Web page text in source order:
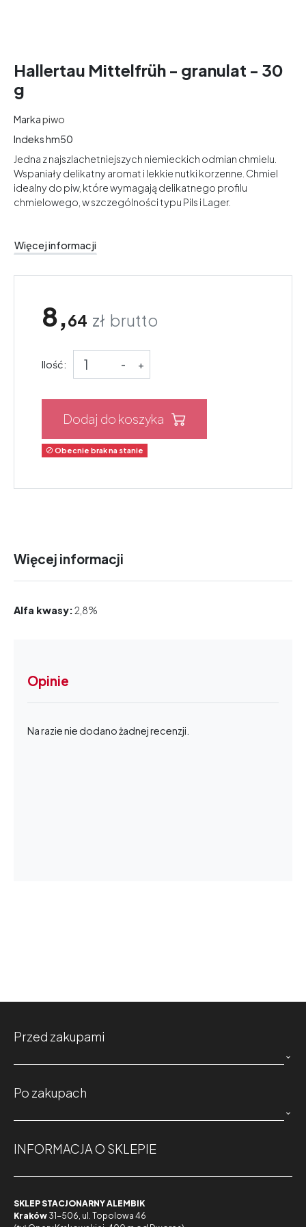
Hallertau Mittelfrüh - granulat - 30
g
Markapiwo
Indekshm50
Jedna z najszlachetniejszych niemieckich odmian chmielu.
Wspaniały delikatny aromat i lekkie nutki korzenne. Chmiel
idealny do piw, które wymagają delikatnego profilu
chmielowego, w szczególności typu Pils i Lager.
Więcej informacji
8,64 zł brutto
Ilość: - +
Dodaj do koszyka
 Obecnie brak na stanie
Więcej informacji
Alfa kwasy:2,8%
Opinie
Na razie nie dodano żadnej recenzji.
Przed zakupami

Po zakupach

INFORMACJA O SKLEPIE
SKLEP STACJONARNY ALEMBIK
Kraków 31-506, ul. Topolowa 46